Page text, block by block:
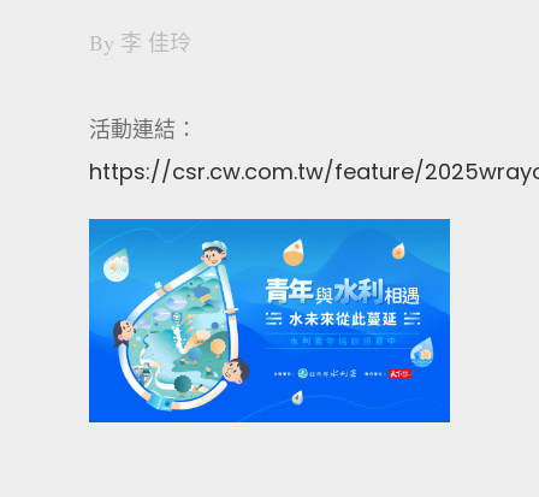
By 李 佳玲
活動連結：
https://csr.cw.com.tw/feature/